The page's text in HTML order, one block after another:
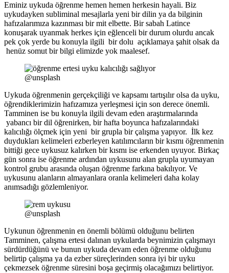
Eminiz uykuda öğrenme hemen hemen herkesin hayali. Biz
uykudayken subliminal mesajlarla yeni bir dilin ya da bilginin
hafızalarımıza kazınması bir mit elbette. Bir sabah Latince
konuşarak uyanmak herkes için eğlenceli bir durum olurdu ancak
pek çok yerde bu konuyla ilgili bir dolu açıklamaya şahit olsak da
henüz somut bir bilgi elimizde yok maalesef.
@unsplash
Uykuda öğrenmenin gerçekçiliği ve kapsamı tartışılır olsa da uyku,
öğrendiklerimizin hafızamıza yerleşmesi için son derece önemli.
Tamminen ise bu konuyla ilgili devam eden araştırmalarında
yabancı bir dil öğrenirken, bir hafta boyunca hafızalarındaki
kalıcılığı ölçmek için yeni bir grupla bir çalışma yapıyor. İlk kez
duydukları kelimeleri ezberleyen katılımcıların bir kısmı öğrenmenin
bittiği gece uykusuz kalırken bir kısmı ise erkenden uyuyor. Birkaç
gün sonra ise öğrenme ardından uykusunu alan grupla uyumayan
kontrol grubu arasında oluşan öğrenme farkına bakılıyor. Ve
uykusunu alanların almayanlara oranla kelimeleri daha kolay
anımsadığı gözlemleniyor.
@unsplash
Uykunun öğrenmenin en önemli bölümü olduğunu belirten
Tamminen, çalışma ertesi dalınan uykularda beynimizin çalışmayı
sürdürdüğünü ve bunun uykuda devam eden öğrenme olduğunu
belirtip çalışma ya da ezber süreçlerinden sonra iyi bir uyku
çekmezsek öğrenme süresini boşa geçirmiş olacağımızı belirtiyor.